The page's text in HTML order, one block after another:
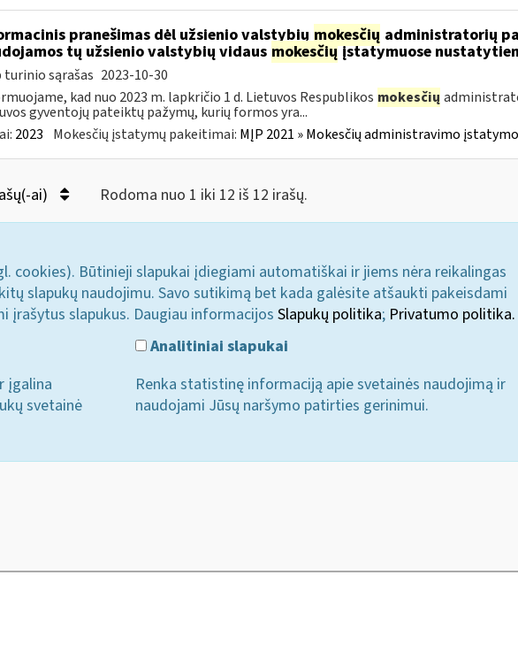
pranešimas dėl užsienio valstybiųmokesčių administratorių
tų užsienio valstybių vidaus mokesčiųįstatymuose
turinio sąrašas 2023-10-30
kad nuo 2023 m. lapkričio 1 d. Lietuvos Respublikos mokesčių
gyventojų pateiktų pažymų, kurių formos yra...
2023 Mokesčių įstatymų pakeitimai: MĮP 2021 » Mokesčių administravimo
ai) Rodoma nuo 1 iki 12 iš 12 irašų.
cookies). Būtinieji slapukai įdiegiami automatiškai ir jiems nėra reikalingas
slapukų naudojimu. Savo sutikimą bet kada galėsite atšaukti pakeisdami
slapukus. Daugiau informacijos Slapukų politika; Privatumo politika.
įgalina
svetainė
Analitiniai slapukai
Renka statistinę informaciją apie svetainės naudojimą ir
naudojami Jūsų naršymo patirties gerinimui.